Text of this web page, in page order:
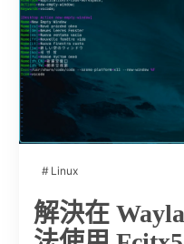
Linux
解決在